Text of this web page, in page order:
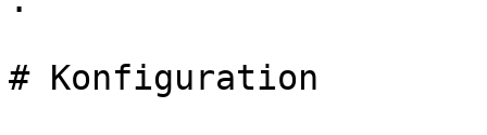
# Konfiguration